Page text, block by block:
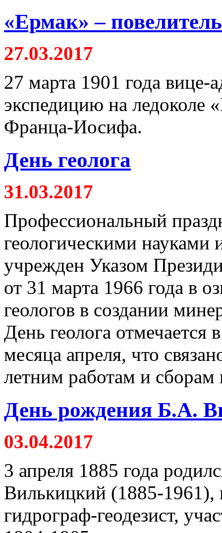
«Ермак» –
27.03.2017
27 марта 1901 года
экспедицию на ледоколе
Франца-Иосифа.
День геолога
31.03.2017
Профессиональный
геологическими науками
учрежден Указом
от 31 марта 1966 года в
геологов в создании
День геолога отмечается
месяца апреля, что
летним работам и сборам
День рождения Б.А.
03.04.2017
3 апреля 1885 года
Вилькицкий (1885-
гидрограф-геодезист,